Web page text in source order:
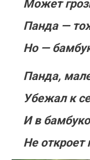
Может
Панда —
Но —
Панда,
Убежал к
И в
Не откроет